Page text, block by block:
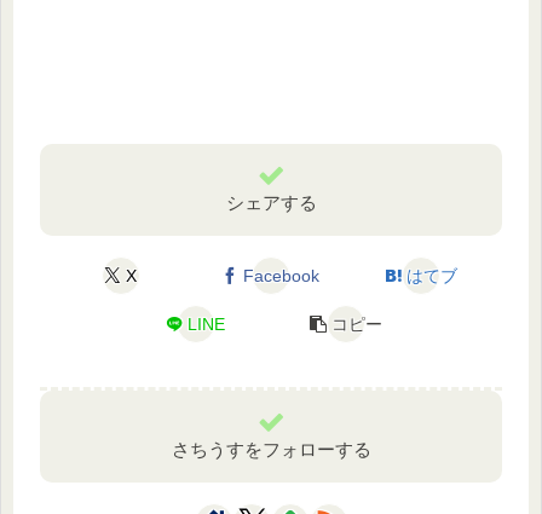
シェアする
X Facebook はてブ
LINE コピー
さちうすをフォローする